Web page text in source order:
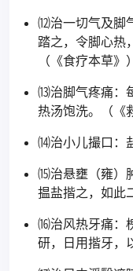
⑿治一切气及脚
踏之，令脚心热
（《食疗本草》）
⒀治脚气疼痛：
热汤饱洗。（《
⒁治小儿撮口：
⒂治悬壅（雍）
揾盐揩之，如此
⒃治风热牙痛：
研，日用揩牙，